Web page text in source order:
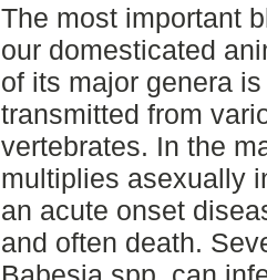
The most important
our domesticated
of its major genera
transmitted from
vertebrates. In the
multiplies asexually
an acute onset
and often death.